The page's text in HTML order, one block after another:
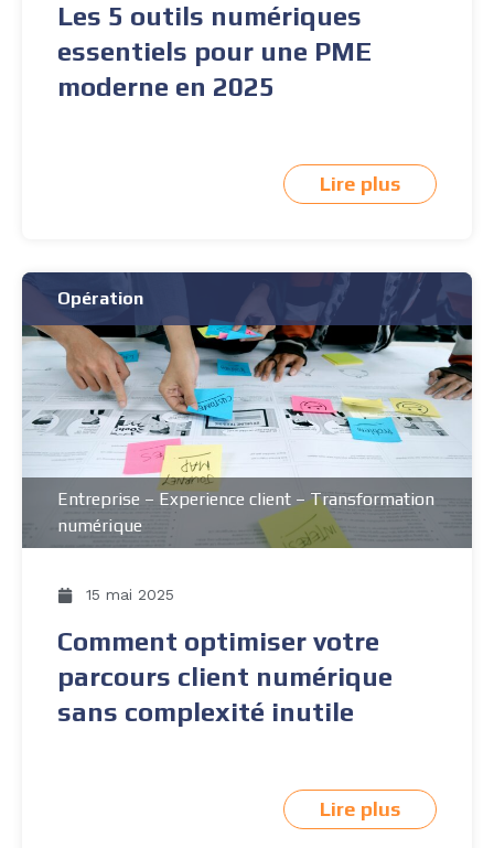
Les 5 outils numériques
essentiels pour une PME
moderne en 2025
Lire plus
Opération
Entreprise – Experience client –Transformation
numérique
15 mai 2025
Comment optimiser votre
parcours client numérique
sans complexité inutile
Lire plus